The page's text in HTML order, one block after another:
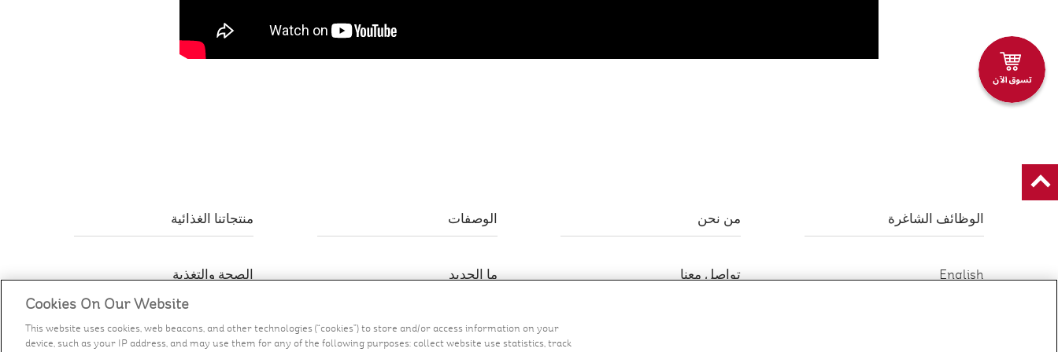
منتجاتنا الغذائية
الصحة والتغذية
الوصفات
ما الجديد
من نحن
تواصل معنا
الوظائف الشاغرة
English
Cookies On Our Website
This website uses cookies, web beacons, and other technologies (“cookies”) to store and/or access information on your
device, such as your IP address, and may use them for any of the following purposes: collect website use statistics, track